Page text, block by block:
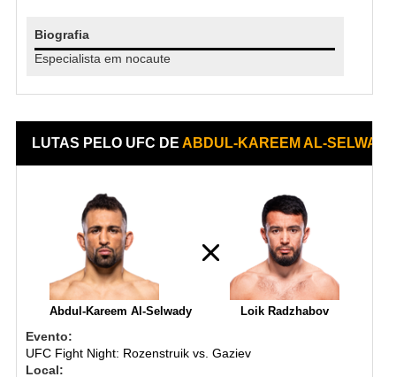
Biografia
Especialista em nocaute
LUTAS PELO UFC DEABDUL-KAREEM AL-
Abdul-Kareem Al-Selwady Loik Radzhabov
Evento:
UFC Fight Night: Rozenstruik vs. Gaziev
Local: